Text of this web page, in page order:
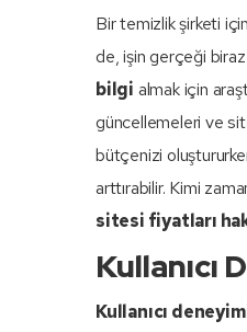
Bir temizlik şirketi
de, işin gerçeği biraz
bilgi almak için
güncellemeleri ve
bütçenizi
arttırabilir. Kimi
sitesi fiyatları
Kullanıcı
Kullanıcı